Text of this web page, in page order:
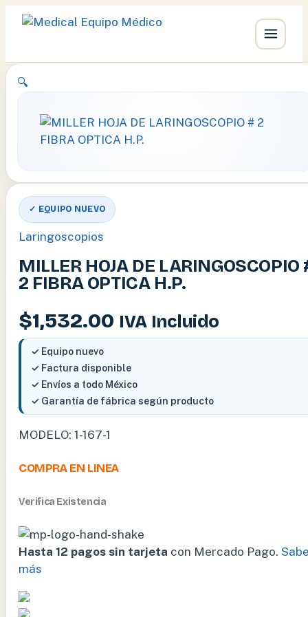
Ir
🔍
✓ EQUIPO NUEVO
Laringoscopios
MILLER HOJA DE LARINGOSCOPIO
2 FIBRA OPTICA H.P.
$1,532.00 IVA Incluido
✓ Equipo nuevo
✓ Factura disponible
✓ Envíos a todo México
✓ Garantía de fábrica según producto
MODELO: 1-167-1
COMPRA EN LINEA
Verifica Existencia
Hasta 12 pagos sin tarjeta con Mercado Pago.
más